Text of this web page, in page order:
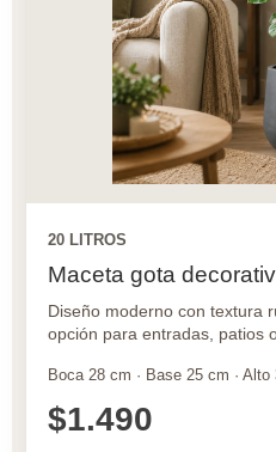
20 LITROS
Maceta gota
Diseño moderno con textura
opción para entradas, patios
Boca 28 cm · Base 25 cm · Alto
$1.490